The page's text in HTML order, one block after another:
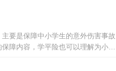
要是保障中小学生的意外伤害事故
障内容，学平险也可以理解为小额